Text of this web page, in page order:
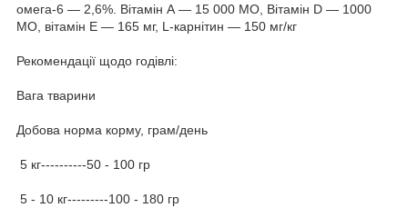
омега-6 — 2,6%. Вітамін А — 15 000 МО, Вітамін D — 1000
МО, вітамін Е — 165 мг, L-карнітин — 150 мг/кг
Рекомендації щодо годівлі:
Вага тварини
Добова норма корму, грам/день
5 кг----------50 - 100 гр
5 - 10 кг---------100 - 180 гр